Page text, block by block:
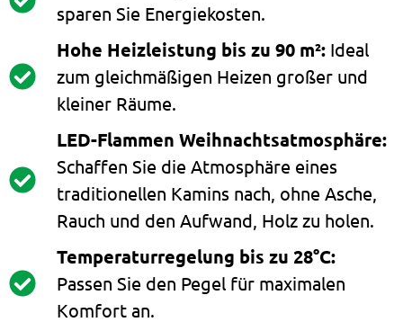
sparen Sie Energiekosten.
Hohe Heizleistung bis zu 90 m²:Ideal
zum gleichmäßigen Heizen großer und
kleiner Räume.
LED-Flammen Weihnachtsatmosphäre:
Schaffen Sie die Atmosphäre eines
traditionellen Kamins nach, ohne Asche,
Rauch und den Aufwand, Holz zu holen.
Temperaturregelung bis zu 28°C:
Passen Sie den Pegel für maximalen
Komfort an.